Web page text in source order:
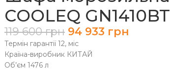
COOLEQ GN1410BT
119 600грн 94 933 грн
Термін гарантії 12, міс
Країна-виробник КИТАЙ
Об’єм 1476 л